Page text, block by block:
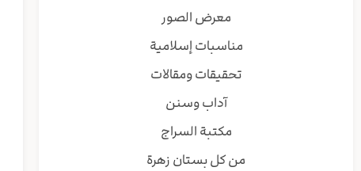
معرض الصور
مناسبات إسلامية
تحقيقات ومقالات
آداب وسنن
مكتبة السراج
من كل بستان زهرة